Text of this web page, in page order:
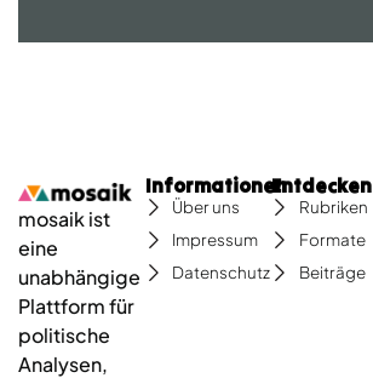
mosaik ist
eine
unabhängige
Plattform für
politische
Analysen,
Informationen
Über uns
Impressum
Datenschutz
Entdecken
Rubriken
Formate
Beiträge